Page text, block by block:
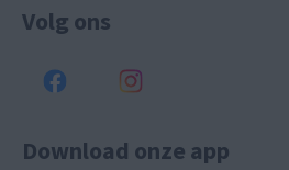
Volg ons
Download onze app